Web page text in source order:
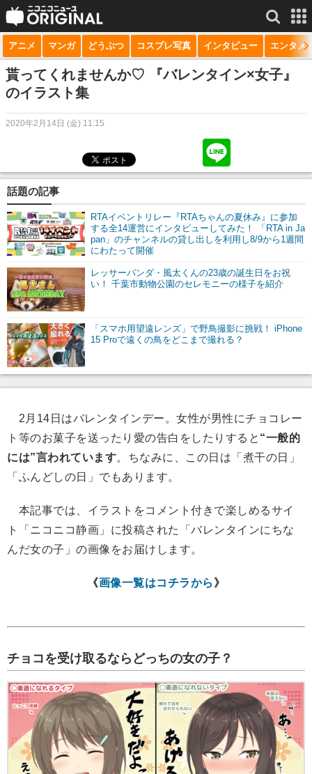
サービス一覧 もっと見る
niconico
動画
生放送
チャンネル
マンガ
ニコニコQ
アニメ マンガ どうぶつ コスプレ写真 インタビュー エンタメ
貰ってくれませんか♡ 『バレンタイン×女子』
のイラスト集
2020年2月14日 (金) 11:15
話題の記事
RTAイベントリレー『RTAちゃんの夏休み』に参加
する全14運営にインタビューしてみた！ 「RTA in Ja
pan」のチャンネルの貸し出しを利用し8/9から1週間
にわたって開催
レッサーパンダ・風太くんの23歳の誕生日をお祝
い！ 千葉市動物公園のセレモニーの様子を紹介
「スマホ用望遠レンズ」で野鳥撮影に挑戦！ iPhone
15 Proで遠くの鳥をどこまで撮れる？
2月14日はバレンタインデー。女性が男性にチョコレー
ト等のお菓子を送ったり愛の告白をしたりすると “一般的
には”言われています。ちなみに、この日は「煮干の日」
「ふんどしの日」でもあります。
本記事では、イラストをコメント付きで楽しめるサイ
ト「ニコニコ静画」に投稿された「バレンタインにちな
んだ女の子」の画像をお届けします。
《画像一覧はコチラから 》
チョコを受け取るならどっちの女の子？